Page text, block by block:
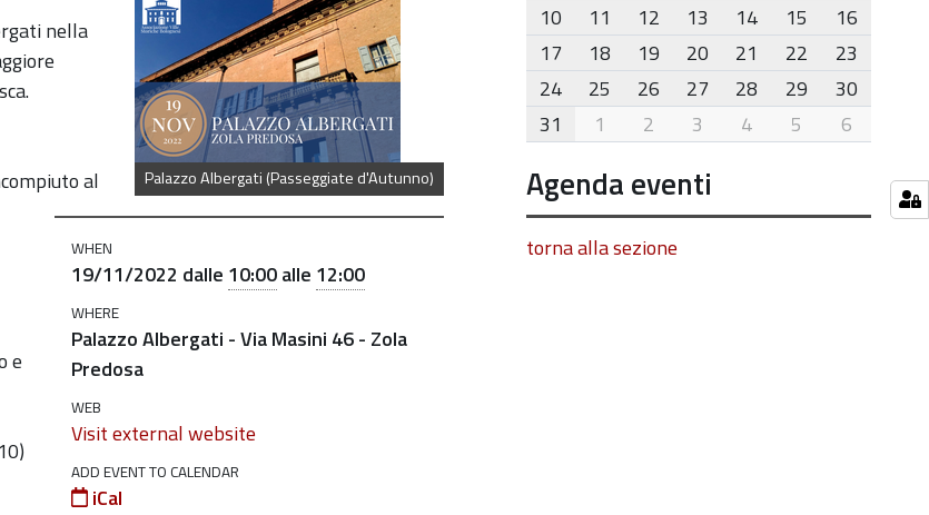
Palazzo Albergati (Passeggiate d'Autunno)
WHEN
19/11/2022 dalle 10:00alle 12:00
WHERE
Palazzo Albergati - Via Masini 46 - Zola
Predosa
WEB
Visit external website
ADD EVENT TO CALENDAR
iCal
nella
al
e
10
11 12 13 14 15
16
17
18 19 20 21 22
23
24
25 26 27 28 29
30
31
1 2 3 4 5 6
Agenda eventi
torna alla sezione